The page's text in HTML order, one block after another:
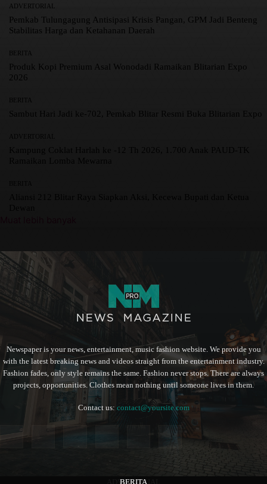
ADVERTORIAL
BERITA
BERITA
ADVERTORIAL
Pemkab Tulungagung Antisipasi Krisis Pangan, GPM Jadi Benteng
Stabilitas Harga dan Ketahanan Daerah
BERITA
Produk Kopi Premium Asal Wonodadi Ramaikan Blitarian Expo
2026
BERITA
Sambut Hari Jadi ke-702, Pemkab Blitar Resmi Buka Blitarian Expo
ADVERTORIAL
Newspaper is your news, entertainment, music fashion website. We provide you
with the latest breaking news and videos straight from the entertainment industry.
Fashion fades, only style remains the same. Fashion never stops. There are always
projects, opportunities. Clothes mean nothing until someone lives in them.
Contact us: contact@yoursite.com